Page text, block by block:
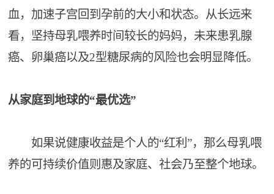
血，加速子宫回到孕前的大小和状态。从长远来
看，坚持母乳喂养时间较长的妈妈，未来患乳腺
癌、卵巢癌以及2型糖尿病的风险也会明显降低。
从家庭到地球的“最优选”
如果说健康收益是个人的“红利”，那么母乳喂
养的可持续价值则惠及家庭、社会乃至整个地球。